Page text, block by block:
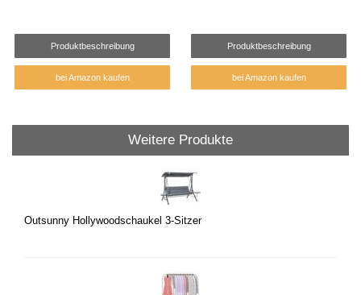
Produktbeschreibung
bei Amazon kaufen
Produktbeschreibung
bei Amazon kaufen
Weitere Produkte
Outsunny Hollywoodschaukel 3-Sitzer